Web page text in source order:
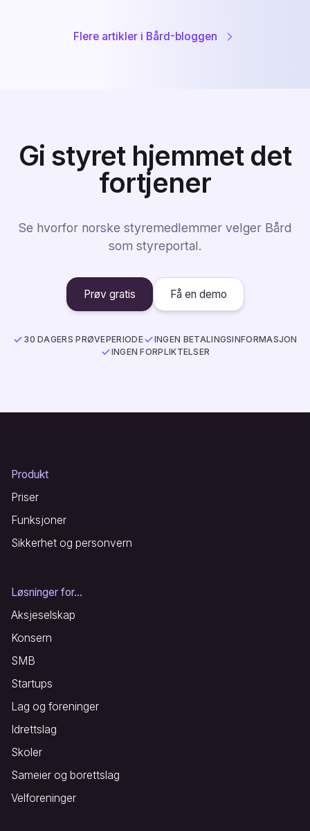
Flere artikler i Bård-bloggen
Gi styret hjemmet det
fortjener
Se hvorfor norske styremedlemmer velger Bård
som styreportal.
Prøv gratis Få en demo
30 DAGERS PRØVEPERIODE
INGEN BETALINGSINFORMASJON
INGEN FORPLIKTELSER
Produkt
Priser
Funksjoner
Sikkerhet og personvern
Løsninger for...
Aksjeselskap
Konsern
SMB
Startups
Lag og foreninger
Idrettslag
Skoler
Sameier og borettslag
Velforeninger